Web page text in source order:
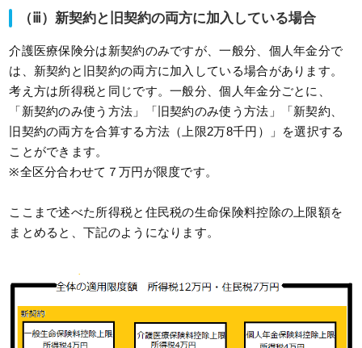
（ⅲ）新契約と旧契約の両方に加入している場合
介護医療保険分は新契約のみですが、一般分、個人年金分で
は、新契約と旧契約の両方に加入している場合があります。
考え方は所得税と同じです。一般分、個人年金分ごとに、
「新契約のみ使う方法」「旧契約のみ使う方法」「新契約、
旧契約の両方を合算する方法（上限2万8千円）」を選択する
ことができます。
※全区分合わせて７万円が限度です。
ここまで述べた所得税と住民税の生命保険料控除の上限額を
まとめると、下記のようになります。